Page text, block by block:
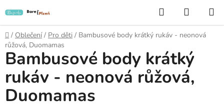
na
obsah
Hledat
KOŠÍK
Domů
/ Oblečení / Pro děti / Bambusové body krátký rukáv - neonová
růžová, Duomamas
Bambusové body krátký
rukáv - neonová růžová,
Duomamas